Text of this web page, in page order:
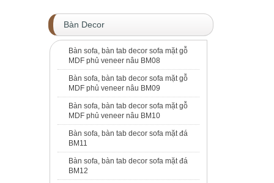
Bàn Decor
Bàn sofa, bàn tab decor sofa mặt gỗ
MDF phủ veneer nâu BM08
Bàn sofa, bàn tab decor sofa mặt gỗ
MDF phủ veneer nâu BM09
Bàn sofa, bàn tab decor sofa mặt gỗ
MDF phủ veneer nâu BM10
Bàn sofa, bàn tab decor sofa mặt đá
BM11
Bàn sofa, bàn tab decor sofa mặt đá
BM12